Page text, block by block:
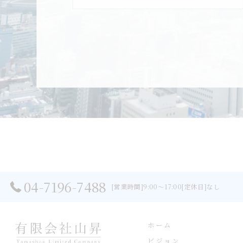
04-7196-7488 [営業時間]9:00～17:00[定休日]なし
ホーム
ビジョン